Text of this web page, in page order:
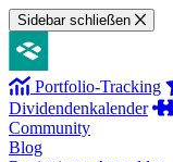
Sidebar schließen
Portfolio-Tracking
Dividendenkalender
Community
Blog